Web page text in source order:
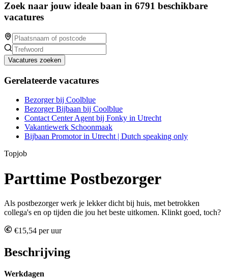
Zoek naar jouw ideale baan in 6791 beschikbare
vacatures
Vacatures zoeken
Gerelateerde vacatures
Bezorger bij Coolblue
Bezorger Bijbaan bij Coolblue
Contact Center Agent bij Fonky in Utrecht
Vakantiewerk Schoonmaak
Bijbaan Promotor in Utrecht | Dutch speaking only
Topjob
Parttime Postbezorger
Als postbezorger werk je lekker dicht bij huis, met betrokken
collega's en op tijden die jou het beste uitkomen. Klinkt goed, toch?
€15,54 per uur
Beschrijving
Werkdagen